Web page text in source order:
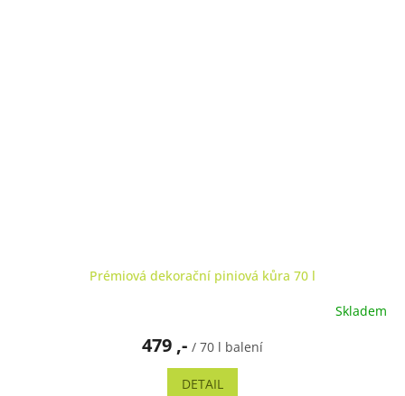
Prémiová dekorační piniová kůra 70 l
Skladem
479 ,- / 70 l balení
DETAIL